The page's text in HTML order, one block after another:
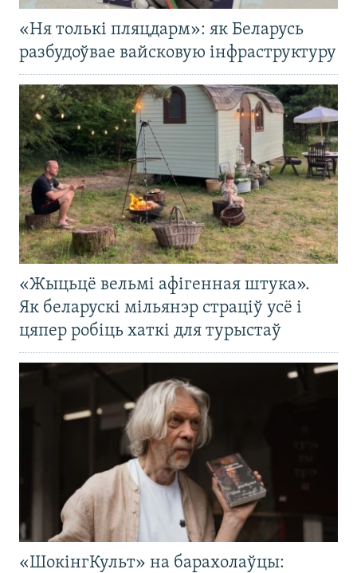
«Ня толькі пляцдарм»: як Беларусь
разбудоўвае вайсковую інфраструктуру
«Жыцьцё вельмі афігенная штука».
Як беларускі мільянэр страціў усё і
цяпер робіць хаткі для турыстаў
«ШокінгКульт» на барахолаўцы: